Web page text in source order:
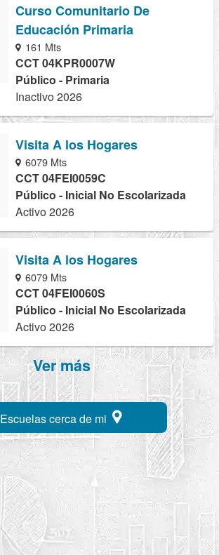
Curso Comunitario De
Educación Primaria
161 Mts
CCT 04KPR0007W
Público - Primaria
Inactivo 2026
Visita A los Hogares
6079 Mts
CCT 04FEI0059C
Público - Inicial No Escolarizada
Activo 2026
Visita A los Hogares
6079 Mts
CCT 04FEI0060S
Público - Inicial No Escolarizada
Activo 2026
Ver más
Escuelas cerca de mi